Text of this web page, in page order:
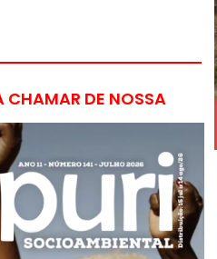
CHAMAR DE NOSSA